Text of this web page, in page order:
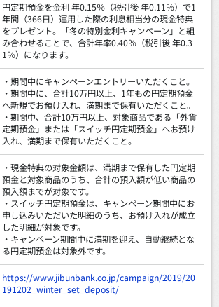
円定期預金を金利 年0.15％（税引後 年0.11％）で1
年間（366日）運用した際の利息相当分の現金特典
をプレゼント。「冬の特別金利キャンペーン」と組
み合わせることで、合計年率0.40％（税引後 年0.3
1％）になります。
・期間中にキャンペーンエントリーいただくこと。
・期間中に、合計10万円以上、1年もの円定期預金
へ新規でお預け入れ、満期まで保有いただくこと。
・期間中、合計10万円以上、対象商品である「外貨
定期預金」または「スイッチ円定期預金」へお預け
入れ、満期まで保有いただくこと。
・現金特典の対象金額は、満期まで保有した円定期
預金と対象商品のうち、合計の預入額が低い商品の
預入額までが対象です。
・スイッチ円定期預金は、キャンペーン期間中にお
申し込みいただいた明細のうち、お預け入れが成立
した明細が対象です。
・キャンペーン期間中に満期を迎え、自動継続とな
る円定期預金は対象外です。
https://www.jibunbank.co.jp/campaign/2019/20
191202_winter_set_deposit/